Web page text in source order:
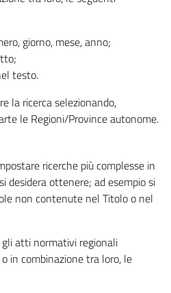
giorno, mese, anno;
testo.
la ricerca selezionando,
le Regioni/Province autonome.
ricerche più complesse in
desidera ottenere; ad esempio si
non contenute nel Titolo o nel
gli atti normativi regionali
in combinazione tra loro, le